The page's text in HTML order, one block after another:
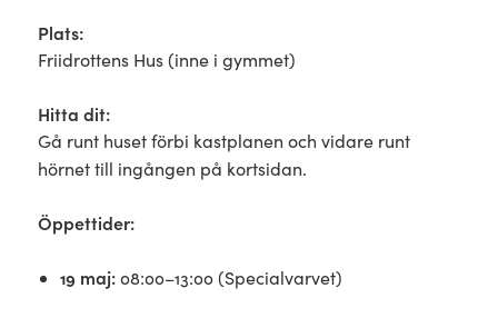
Plats:
Friidrottens Hus (inne i gymmet)
Hitta dit:
Gå runt huset förbi kastplanen och vidare runt
hörnet till ingången på kortsidan.
Öppettider:
19 maj: 08:00–13:00 (Specialvarvet)